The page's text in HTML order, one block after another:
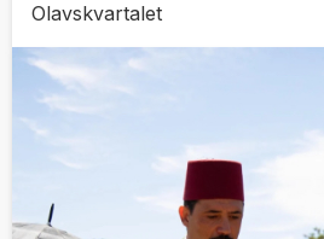
Olavskvartalet